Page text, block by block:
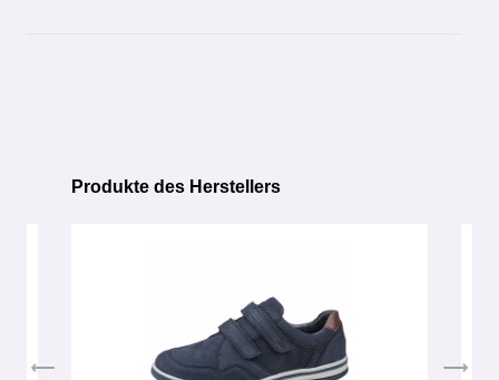
Produktgalerie überspringen
Produkte des Herstellers